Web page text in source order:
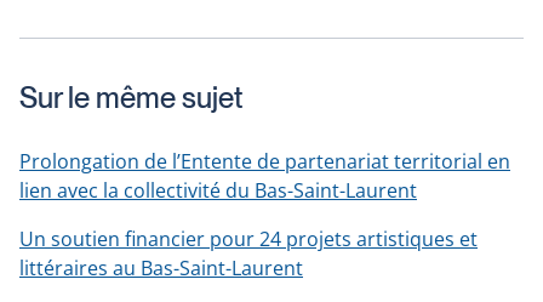
Sur le même sujet
Prolongation de l’Entente de partenariat territorial en
lien avec la collectivité du Bas-Saint-Laurent
Un soutien financier pour 24 projets artistiques et
littéraires au Bas-Saint-Laurent